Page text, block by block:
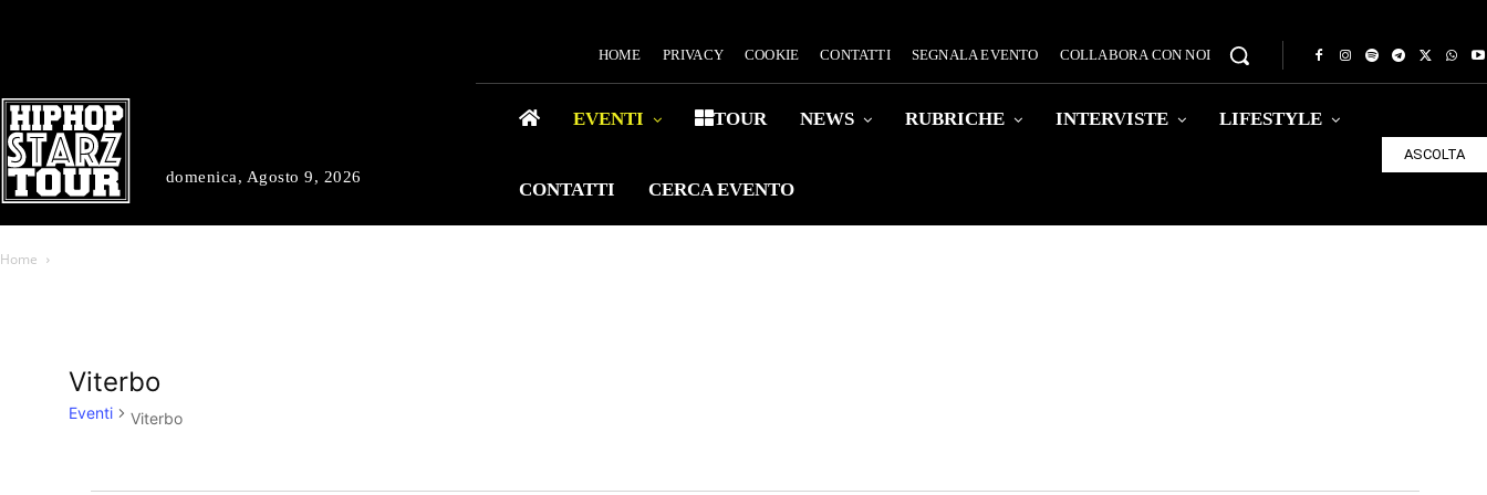
domenica, Agosto 9, 2026
HOME PRIVACY COOKIE CONTATTI SEGNALA EVENTO COLLABORA CON NOI
EVENTI TOUR NEWS RUBRICHE INTERVISTE LIFESTYLE
CONTATTI CERCA EVENTO
ASCOLTA
Home
Viterbo
Eventi Viterbo